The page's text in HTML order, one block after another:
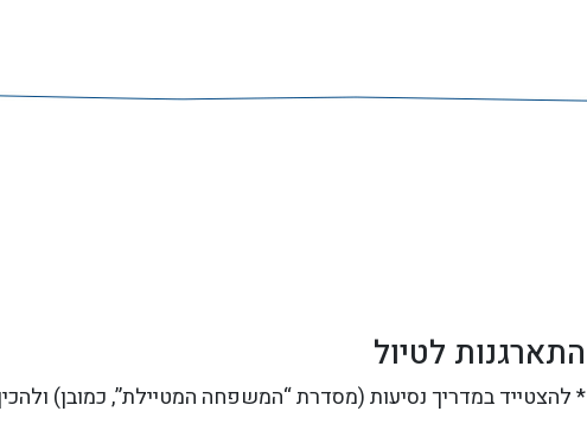
התארגנות לטיול
* להצטייד במדריך נסיעות (מסדרת “המשפחה המטיילת”, כמובן)